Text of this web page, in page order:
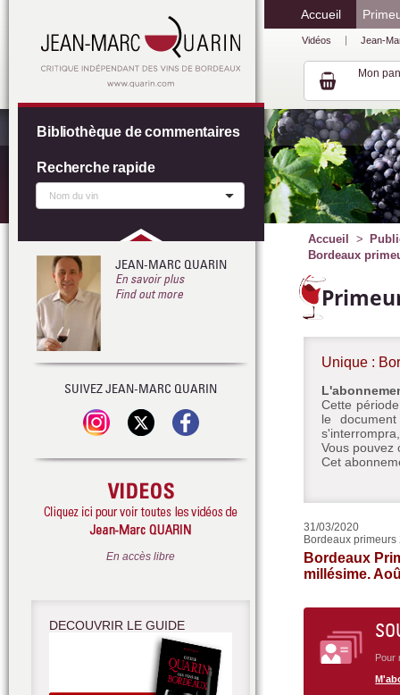
Accueil
Vidéos Jean-
Mon
Accueil
Bordeaux
Unique :
Cette
le
Vous pouvez
Cet
31/03/2020
Bordeaux
Bordeaux
millésime.
Pour
Bibliothèque de commentaires
Recherche rapide
JEAN-MARC QUARIN
En savoir plus
Find out more
SUIVEZ JEAN-MARC QUARIN
En accès libre
DECOUVRIR LE GUIDE